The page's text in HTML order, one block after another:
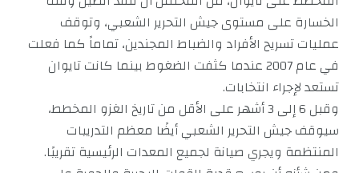
الخسارة على مستوى جيش التحرير الشعبي، وتوقف
عمليات تسريح الأفراد والضباط المجندين، تماماً كما فعلت
في عام 2007 عندما كثفت الضغوط بينما كانت تايوان
تستعد لإجراء انتخابات.
وقبل 6 إلى 3 أشهر على الأقل من تاريخ الغزو المخطط،
سيوقف جيش التحرير الشعبي أيضًا معظم التدريبات
المنتظمة ويجري صيانة لجميع المعدات الرئيسية تقريبًا.